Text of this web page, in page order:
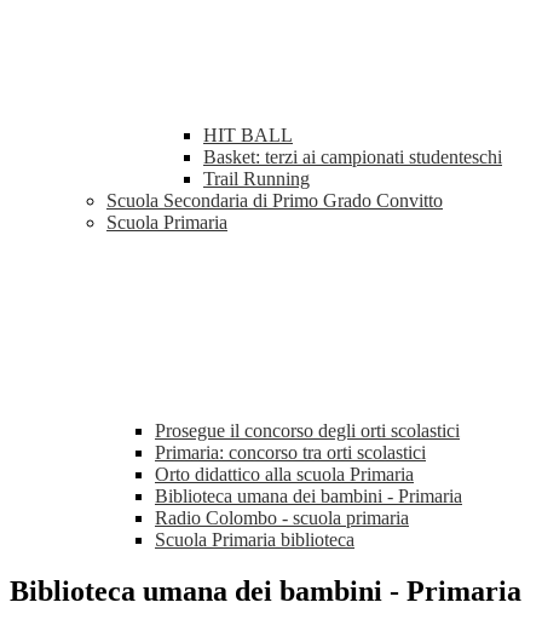
HIT BALL
Basket: terzi ai campionati studenteschi
Trail Running
Scuola Secondaria di Primo Grado Convitto
Scuola Primaria
Prosegue il concorso degli orti scolastici
Primaria: concorso tra orti scolastici
Orto didattico alla scuola Primaria
Biblioteca umana dei bambini - Primaria
Radio Colombo - scuola primaria
Scuola Primaria biblioteca
Biblioteca umana dei bambini - Primaria